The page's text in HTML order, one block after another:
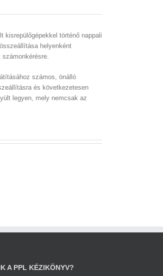
kisrepülőgépekkel történő nappali
helyenként
számos, önálló
és következetesen
legyen, mely nemcsak az
A PPL KÉZIKÖNYV?